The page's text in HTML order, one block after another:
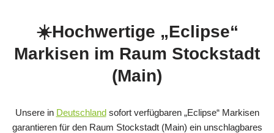
☀️Hochwertige „Eclipse“
Markisen im Raum Stockstadt
(Main)
Unsere in Deutschlandsofort verfügbaren „Eclipse“ Markisen
garantieren für den Raum Stockstadt (Main) ein unschlagbares